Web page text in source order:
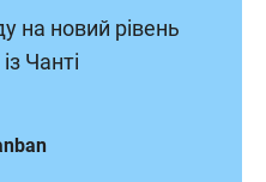
на новий рівень
Чанті